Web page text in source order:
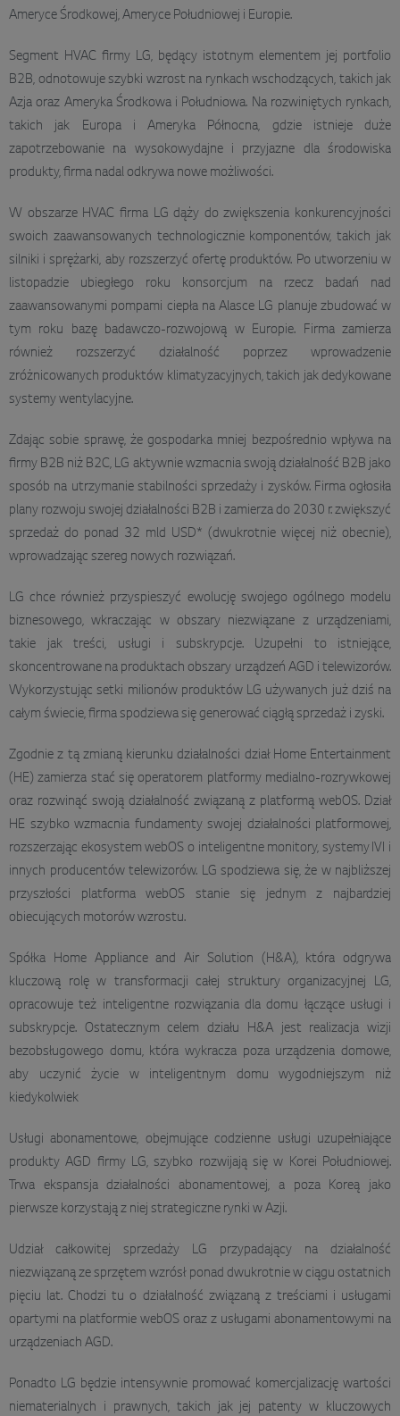
Ameryce Środkowej, Ameryce Południowej i Europie.
Segment HVAC firmy LG, będący istotnym elementem jej portfolio
B2B, odnotowuje szybki wzrost na rynkach wschodzących, takich jak
Azja oraz Ameryka Środkowa i Południowa. Na rozwiniętych rynkach,
takich jak Europa i Ameryka Północna, gdzie istnieje duże
zapotrzebowanie na wysokowydajne i przyjazne dla środowiska
produkty, firma nadal odkrywa nowe możliwości.
W obszarze HVAC firma LG dąży do zwiększenia konkurencyjności
swoich zaawansowanych technologicznie komponentów, takich jak
silniki i sprężarki, aby rozszerzyć ofertę produktów. Po utworzeniu w
listopadzie ubiegłego roku konsorcjum na rzecz badań nad
zaawansowanymi pompami ciepła na Alasce LG planuje zbudować w
tym roku bazę badawczo-rozwojową w Europie. Firma zamierza
również rozszerzyć działalność poprzez wprowadzenie
zróżnicowanych produktów klimatyzacyjnych, takich jak dedykowane
systemy wentylacyjne.
Zdając sobie sprawę, że gospodarka mniej bezpośrednio wpływa na
firmy B2B niż B2C, LG aktywnie wzmacnia swoją działalność B2B jako
sposób na utrzymanie stabilności sprzedaży i zysków. Firma ogłosiła
plany rozwoju swojej działalności B2B i zamierza do 2030 r. zwiększyć
sprzedaż do ponad 32 mld USD* (dwukrotnie więcej niż obecnie),
wprowadzając szereg nowych rozwiązań.
LG chce również przyspieszyć ewolucję swojego ogólnego modelu
biznesowego, wkraczając w obszary niezwiązane z urządzeniami,
takie jak treści, usługi i subskrypcje. Uzupełni to istniejące,
skoncentrowane na produktach obszary urządzeń AGD i telewizorów.
Wykorzystując setki milionów produktów LG używanych już dziś na
całym świecie, firma spodziewa się generować ciągłą sprzedaż i zyski.
Zgodnie z tą zmianą kierunku działalności dział Home Entertainment
(HE) zamierza stać się operatorem platformy medialno-rozrywkowej
oraz rozwinąć swoją działalność związaną z platformą webOS. Dział
HE szybko wzmacnia fundamenty swojej działalności platformowej,
rozszerzając ekosystem webOS o inteligentne monitory, systemy IVI i
innych producentów telewizorów. LG spodziewa się, że w najbliższej
przyszłości platforma webOS stanie się jednym z najbardziej
obiecujących motorów wzrostu.
Spółka Home Appliance and Air Solution (H&A), która odgrywa
kluczową rolę w transformacji całej struktury organizacyjnej LG,
opracowuje też inteligentne rozwiązania dla domu łączące usługi i
subskrypcje. Ostatecznym celem działu H&A jest realizacja wizji
bezobsługowego domu, która wykracza poza urządzenia domowe,
aby uczynić życie w inteligentnym domu wygodniejszym niż
kiedykolwiek
Usługi abonamentowe, obejmujące codzienne usługi uzupełniające
produkty AGD firmy LG, szybko rozwijają się w Korei Południowej.
Trwa ekspansja działalności abonamentowej, a poza Koreą jako
pierwsze korzystają z niej strategiczne rynki w Azji.
Udział całkowitej sprzedaży LG przypadający na działalność
niezwiązaną ze sprzętem wzrósł ponad dwukrotnie w ciągu ostatnich
pięciu lat. Chodzi tu o działalność związaną z treściami i usługami
opartymi na platformie webOS oraz z usługami abonamentowymi na
urządzeniach AGD.
Ponadto LG będzie intensywnie promować komercjalizację wartości
niematerialnych i prawnych, takich jak jej patenty w kluczowych